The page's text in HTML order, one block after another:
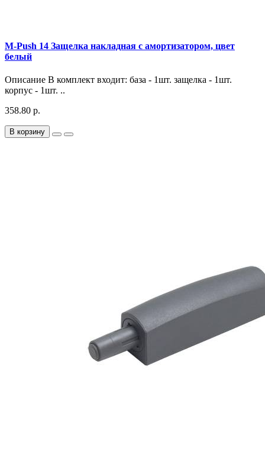
M-Push 14 Защелка накладная с амортизатором, цвет
белый
Описание В комплект входит: база - 1шт. защелка - 1шт.
корпус - 1шт. ..
358.80 р.
В корзину